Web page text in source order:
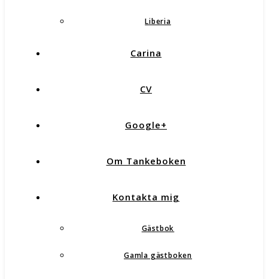
Liberia
Carina
CV
Google+
Om Tankeboken
Kontakta mig
Gästbok
Gamla gästboken